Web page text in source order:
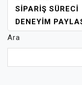
SIPARIŞ SÜRECI
DENEYIM
Ara